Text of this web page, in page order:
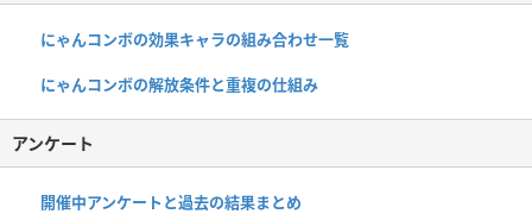
にゃんコンボの効果キャラの組み合わせ一覧
にゃんコンボの解放条件と重複の仕組み
アンケート
開催中アンケートと過去の結果まとめ